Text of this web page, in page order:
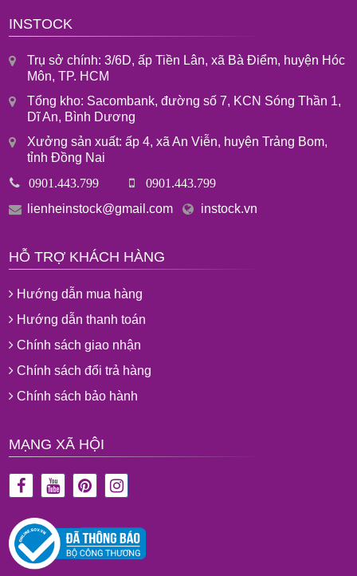
INSTOCK
Trụ sở chính: 3/6D, ấp Tiền Lân, xã Bà Điểm, huyện Hóc
Môn, TP. HCM
Tổng kho: Sacombank, đường số 7, KCN Sóng Thần 1,
Dĩ An, Bình Dương
Xưởng sản xuất: ấp 4, xã An Viễn, huyện Trảng Bom,
tỉnh Đồng Nai
0901.443.799 0901.443.799
lienheinstock@gmail.com instock.vn
HỖ TRỢ KHÁCH HÀNG
Hướng dẫn mua hàng
Hướng dẫn thanh toán
Chính sách giao nhận
Chính sách đổi trả hàng
Chính sách bảo hành
MẠNG XÃ HỘI